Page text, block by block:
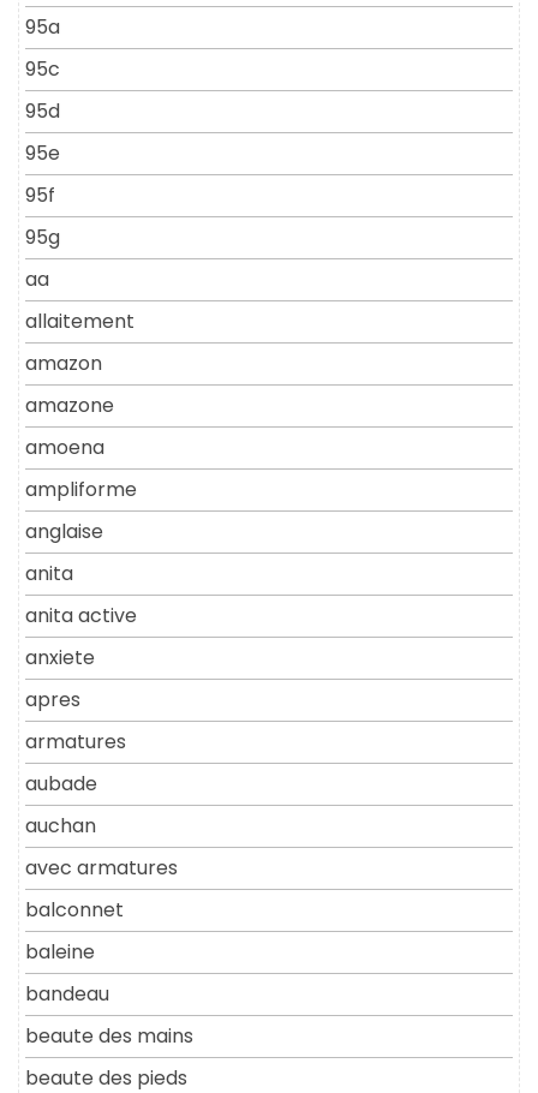
95a
95c
95d
95e
95f
95g
aa
allaitement
amazon
amazone
amoena
ampliforme
anglaise
anita
anita active
anxiete
apres
armatures
aubade
auchan
avec armatures
balconnet
baleine
bandeau
beaute des mains
beaute des pieds